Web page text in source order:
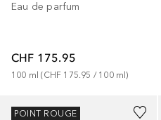
Eau de parfum
CHF 175.95
100 ml (CHF 175.95 / 100 ml)
POINT ROUGE